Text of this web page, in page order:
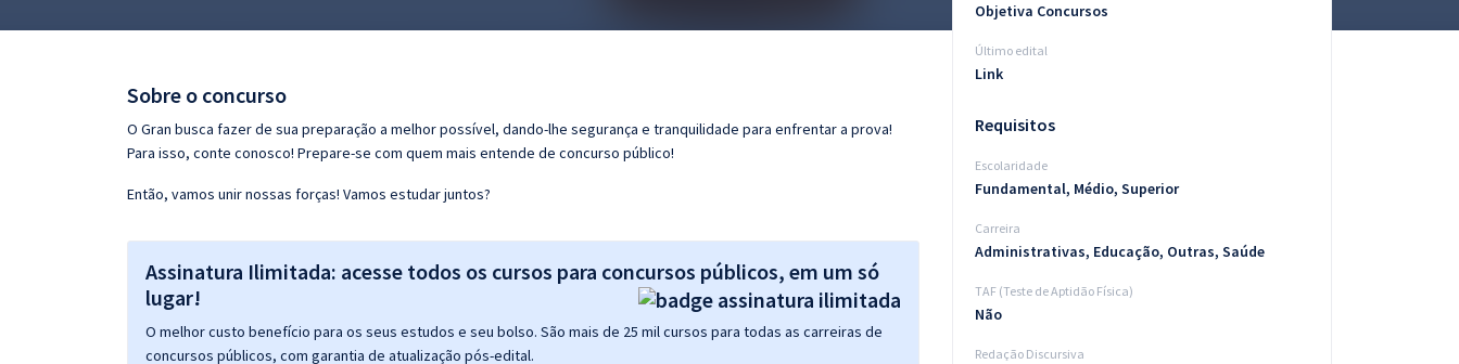
Conteúdo gratuito
Sobre o concurso
O Gran busca fazer de sua preparação a melhor possível, dando-lhe segurança e tranquilidade para enfrentar a prova!
Para isso, conte conosco! Prepare-se com quem mais entende de concurso público!
Então, vamos unir nossas forças! Vamos estudar juntos?
Assinatura Ilimitada: acesse todos os cursos para concursos públicos, em um só
lugar!
O melhor custo benefício para os seus estudos e seu bolso. São mais de 25 mil cursos para todas as carreiras de
concursos públicos, com garantia de atualização pós-edital.
Objetiva Concursos
Último edital
Link
Requisitos
Escolaridade
Fundamental, Médio, Superior
Carreira
Administrativas, Educação, Outras, Saúde
TAF (Teste de Aptidão Física)
Não
Redação Discursiva